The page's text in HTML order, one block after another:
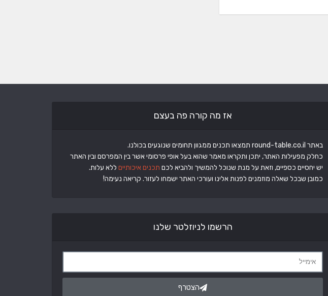
אז מה קורה פה בעצם
באתר round-table.co.il תמצאו תכנים ממגוון תחומים שנוגעים בכולנו.
כחלק מפעילות האתר, יתכן ותקראו מאמר שהוא בעל אופי פרסומי אשר בין המפרסם ובין האתר
יש יחסיים כספיים, וזאת על מנת שנוכל להמשיך ולהביא לכם תכנים איכותיים ללא עלות.
כמובן שבכל שאלה מוזמנים לפנות אלינו ועורכי האתר ישמחו לעזור. קריאה נעימה!
הרשמו לניוזלטר שלנו
הצטרף